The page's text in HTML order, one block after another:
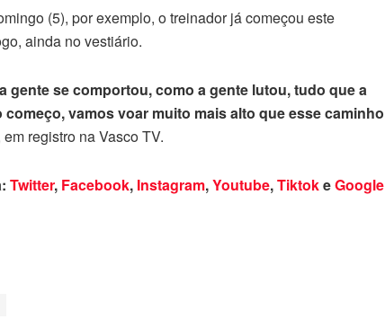
(5), por exemplo, o treinador já começou este
ainda no vestiário.
gente se comportou, como a gente lutou, tudo que a
vamos voar muito mais alto que esse caminho
registro na Vasco TV.
Twitter, Facebook, Instagram,Youtube,TiktokeGoogle